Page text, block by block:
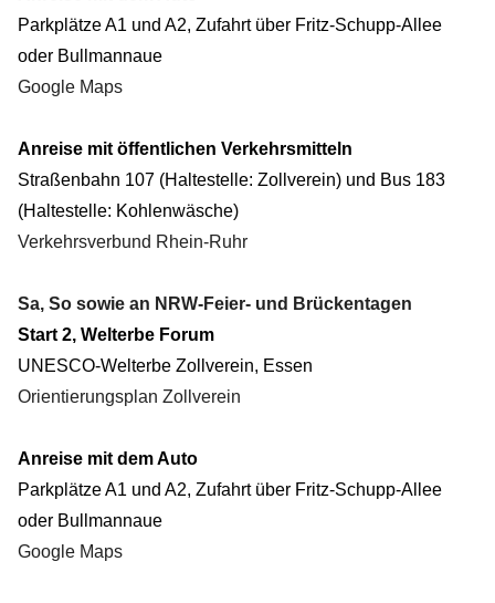
Parkplätze A1 und A2, Zufahrt über Fritz-Schupp-Allee
oder Bullmannaue
Google Maps
Anreise mit öffentlichen Verkehrsmitteln
Straßenbahn 107 (Haltestelle: Zollverein) und Bus 183
(Haltestelle: Kohlenwäsche)
Verkehrsverbund Rhein-Ruhr
Sa, So sowie an NRW-Feier- und Brückentagen
Start 2, Welterbe Forum
UNESCO-Welterbe Zollverein, Essen
Orientierungsplan Zollverein
Anreise mit dem Auto
Parkplätze A1 und A2, Zufahrt über Fritz-Schupp-Allee
oder Bullmannaue
Google Maps